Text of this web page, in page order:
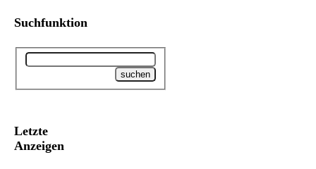
Suchfunktion
Letzte
Anzeigen